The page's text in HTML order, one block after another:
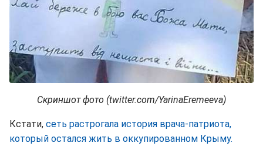
Скриншот фото (twitter.com/YarinaEremeeva)
Кстати, сеть растрогала история врача-патриота,
который остался жить в оккупированном Крыму.